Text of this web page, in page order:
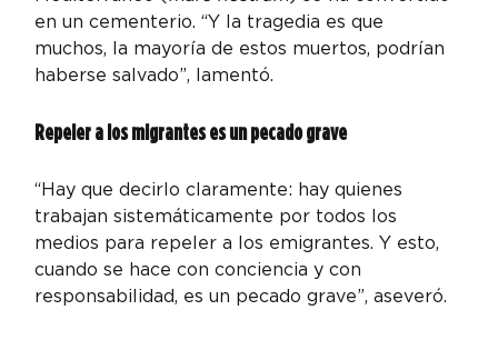
en un cementerio. “Y la tragedia es que
muchos, la mayoría de estos muertos, podrían
haberse salvado”, lamentó.
Repeler a los migrantes es un pecado grave
“Hay que decirlo claramente: hay quienes
trabajan sistemáticamente por todos los
medios para repeler a los emigrantes. Y esto,
cuando se hace con conciencia y con
responsabilidad, es un pecado grave”, aseveró.